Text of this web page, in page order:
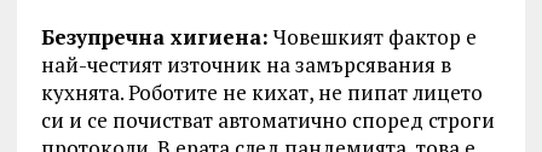
Безупречна хигиена:Човешкият фактор е
най-честият източник на замърсявания в
кухнята. Роботите не кихат, не пипат лицето
си и се почистват автоматично според строги